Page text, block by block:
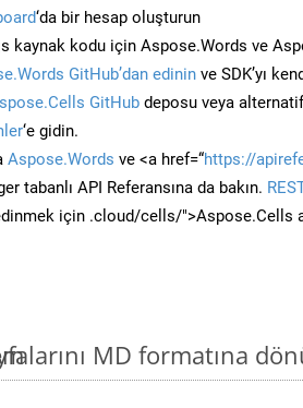
‘da bir hesap oluşturun
kaynak kodu için Aspose.Words ve
GitHub’dan edinin ve SDK’yı
GitHub deposu veya
‘e gidin.
Aspose.Words ve <a href=“https://
tabanlı API Referansına da bakın.
için .cloud/cells/">Aspose.Cells
MD formatına